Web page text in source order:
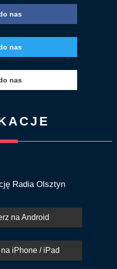
nas
nas
nas
Radia Olsztyn
na Android
iPhone / iPad